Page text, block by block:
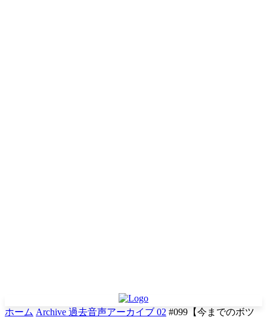
ホーム Archive 過去音声アーカイブ 02 #099【今までのボツ